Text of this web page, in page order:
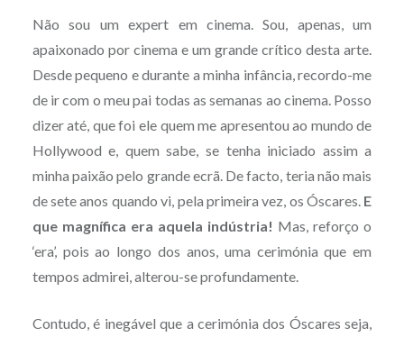
Não sou um expert em cinema. Sou, apenas, um
apaixonado por cinema e um grande crítico desta arte.
Desde pequeno e durante a minha infância, recordo-me
de ir com o meu pai todas as semanas ao cinema. Posso
dizer até, que foi ele quem me apresentou ao mundo de
Hollywood e, quem sabe, se tenha iniciado assim a
minha paixão pelo grande ecrã. De facto, teria não mais
de sete anos quando vi, pela primeira vez, os Óscares. E
que magnífica era aquela indústria! Mas, reforço o
‘era’, pois ao longo dos anos, uma cerimónia que em
tempos admirei, alterou-se profundamente.
Contudo, é inegável que a cerimónia dos Óscares seja,